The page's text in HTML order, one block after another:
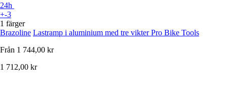
24h
+-3
1 färger
Brazoline Lastramp i aluminium med tre vikter Pro Bike Tools
Från 1 744,00 kr
1 712,00 kr